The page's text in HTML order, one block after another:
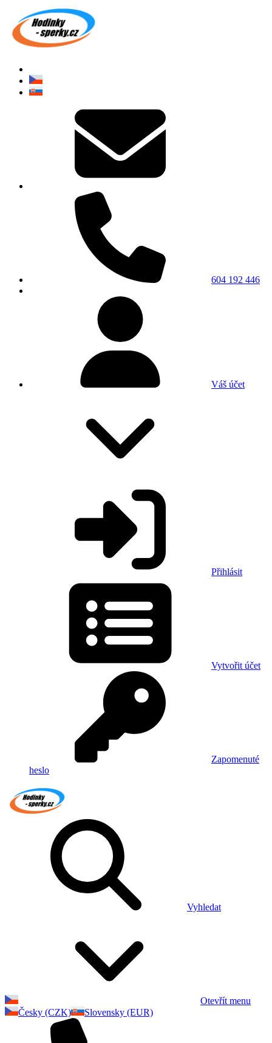
604 192 446
Váš účet
Přihlásit
Vytvořit účet
Zapomenuté
heslo
Vyhledat
Otevřít menu
Česky (CZK)
Slovensky (EUR)